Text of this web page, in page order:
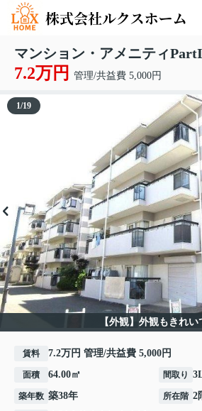
マンション・アメニティ
7.2万円 管理/共益費 5,000円
【外観】外観もきれい
1/19
賃料 7.2万円 管理/共益費 5,000円
面積 64.00㎡ 間取り
築年数 築38年 所在階 2